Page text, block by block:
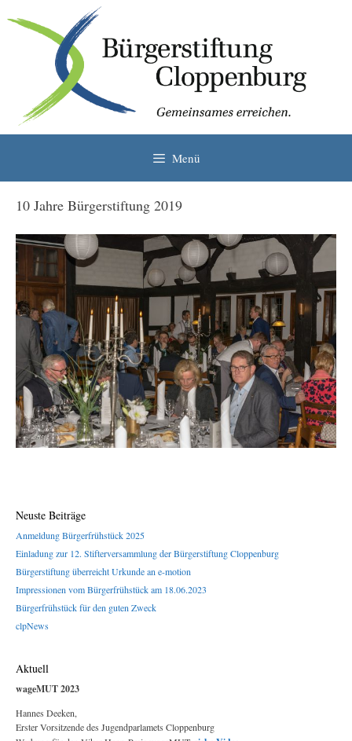
Inhalt
springen
Menü
10 Jahre Bürgerstiftung 2019
Neuste Beiträge
Anmeldung Bürgerfrühstück 2025
Einladung zur 12. Stifterversammlung der Bürgerstiftung Cloppenburg
Bürgerstiftung überreicht Urkunde an e-motion
Impressionen vom Bürgerfrühstück am 18.06.2023
Bürgerfrühstück für den guten Zweck
clpNews
Aktuell
wageMUT 2023
Hannes Deeken,
Erster Vorsitzende des Jugendparlamets Cloppenburg